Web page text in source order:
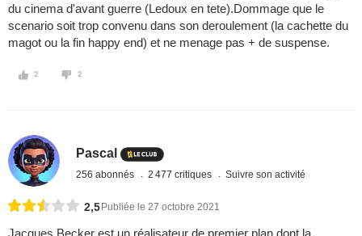
du cinema d'avant guerre (Ledoux en tete).Dommage que le
scenario soit trop convenu dans son deroulement (la cachette du
magot ou la fin happy end) et ne menage pas + de suspense.
2 2
Pascal
256 abonnés 2 477 critiques Suivre son activité
2,5 Publiée le 27 octobre 2021